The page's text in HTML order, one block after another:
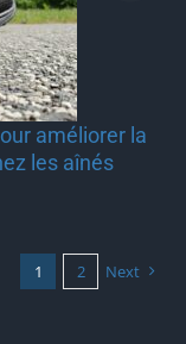
améliorer la
les aînés
1 2 Next